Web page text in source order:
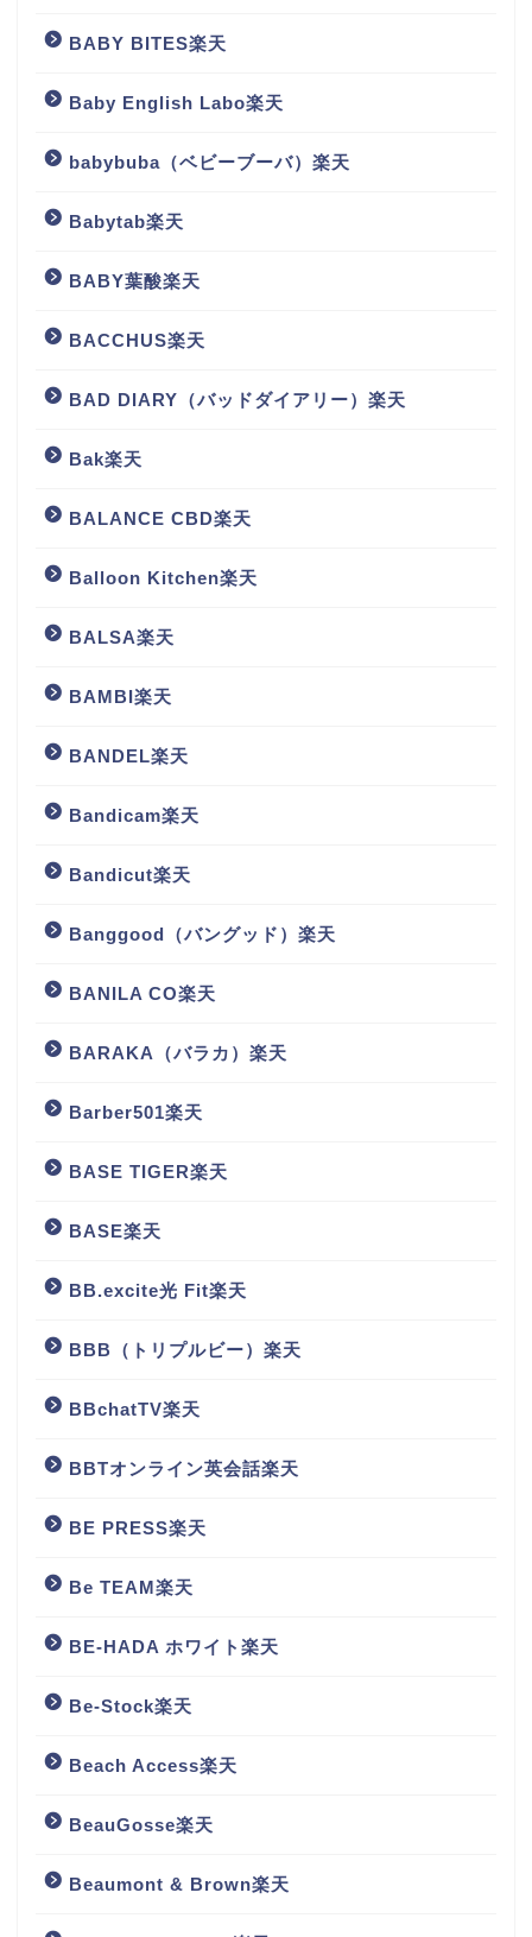
BABY BITES楽天
Baby English Labo楽天
babybuba（ベビーブーバ）楽天
Babytab楽天
BABY葉酸楽天
BACCHUS楽天
BAD DIARY（バッドダイアリー）楽天
Bak楽天
BALANCE CBD楽天
Balloon Kitchen楽天
BALSA楽天
BAMBI楽天
BANDEL楽天
Bandicam楽天
Bandicut楽天
Banggood（バングッド）楽天
BANILA CO楽天
BARAKA（バラカ）楽天
Barber501楽天
BASE TIGER楽天
BASE楽天
BB.excite光 Fit楽天
BBB（トリプルビー）楽天
BBchatTV楽天
BBTオンライン英会話楽天
BE PRESS楽天
Be TEAM楽天
BE-HADA ホワイト楽天
Be-Stock楽天
Beach Access楽天
BeauGosse楽天
Beaumont & Brown楽天